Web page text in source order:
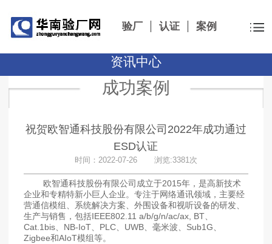
验厂 认证 案例
资讯中心
成功案例
祝贺欧智通科技股份有限公司2022年成功通过
ESD认证
时间：2022-07-26 浏览:3381次
欧智通科技股份有限公司成立于2015年，是高新技术
企业和专精特新小巨人企业。专注于网络通讯领域，主要经
营通信模组、系统解决方案、外围设备和视听设备的研发、
生产与销售，包括IEEE802.11 a/b/g/n/ac/ax, BT、
Cat.1bis、NB-IoT、PLC、UWB、毫米波、Sub1G、
Zigbee和AIoT模组等。